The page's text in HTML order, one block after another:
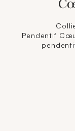
Pendentif